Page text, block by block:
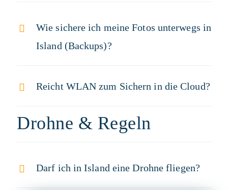
Wie sichere ich meine Fotos unterwegs in
Island (Backups)?
Reicht WLAN zum Sichern in die Cloud?
Drohne & Regeln
Darf ich in Island eine Drohne fliegen?